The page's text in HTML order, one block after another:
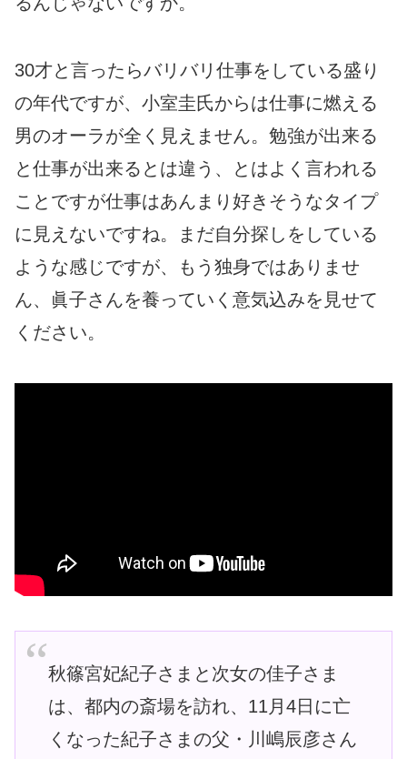
30才と言ったらバリバリ仕事をしている盛り
の年代ですが、小室圭氏からは仕事に燃える
男のオーラが全く見えません。勉強が出来る
と仕事が出来るとは違う、とはよく言われる
ことですが仕事はあんまり好きそうなタイプ
に見えないですね。まだ自分探しをしている
ような感じですが、もう独身ではありませ
ん、眞子さんを養っていく意気込みを見せて
ください。
秋篠宮妃紀子さまと次女の佳子さま
は、都内の斎場を訪れ、11月4日に亡
くなった紀子さまの父・川嶋辰彦さん